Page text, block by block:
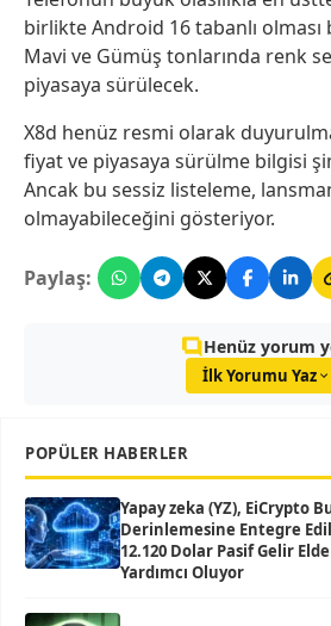
birlikte Android 16 tabanlı olması
Mavi ve Gümüş tonlarında renk
piyasaya sürülecek.
X8d henüz resmi olarak
fiyat ve piyasaya sürülme bilgisi
Ancak bu sessiz listeleme,
olmayabileceğini gösteriyor.
Paylaş:
Henüz yorum
İlk Yorumu Yaz
POPÜLER HABERLER
Yapay zeka (YZ), EiCrypto
Derinlemesine Entegre
12.120 Dolar Pasif Gelir
Yardımcı Oluyor